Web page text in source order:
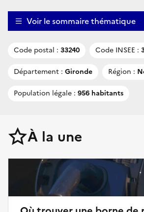
Voir le sommaire thématique
Code postal : 33240 Code INSEE :
Département : Gironde Région :
Population légale : 956 habitants
À la une